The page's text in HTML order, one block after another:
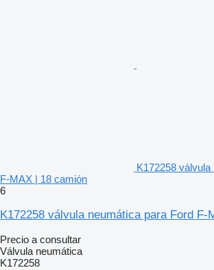
K172258
F-MAX | 18 camión
6
K172258 válvula neumática para Ford F-
Precio a consultar
Válvula neumática
K172258